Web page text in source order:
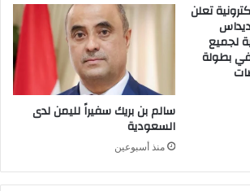
تعلن
لجميع
بطولة
سالم بن بريك سفيراً لليمن لدى
السعودية
منذ أسبوعين